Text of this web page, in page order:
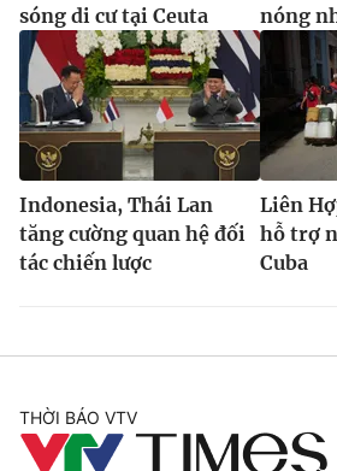
sóng di cư tại Ceuta
nóng
Indonesia, Thái Lan
tăng cường quan hệ đối
tác chiến lược
Liên
hỗ trợ
Cuba
THỜI BÁO VTV